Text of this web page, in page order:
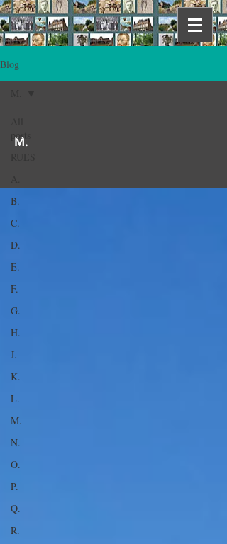
Blog
posts
B.
C.
D.
E.
F.
G.
H.
J.
K.
L.
M.
N.
O.
P.
Q.
R.
M.